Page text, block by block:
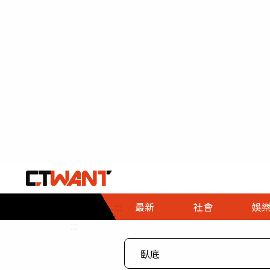
::: 最新 社會
社會首頁
時事
娛樂
娛樂首頁
即時
專題
財經首頁
熱線
３Ｃ
政